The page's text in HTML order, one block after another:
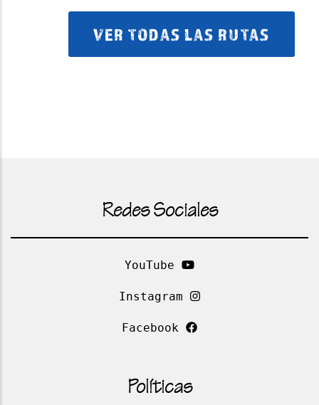
VER TODAS LAS RUTAS
Redes Sociales
YouTube
Instagram
Facebook
Políticas